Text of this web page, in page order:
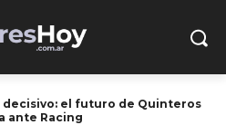
decisivo: el futuro de Quinteros
ante Racing